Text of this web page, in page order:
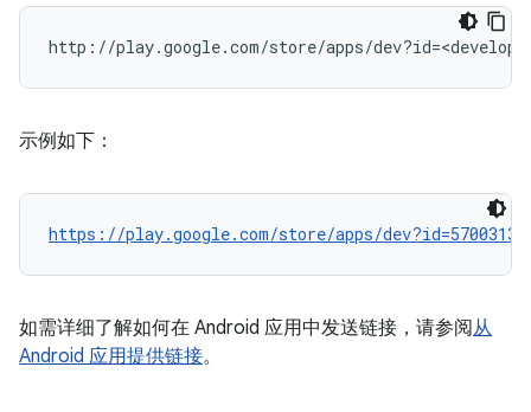
示例如下：
https://play.google.com/store/apps/
如需详细了解如何在 Android 应用中发送链接，请参阅从
Android 应用提供链接。